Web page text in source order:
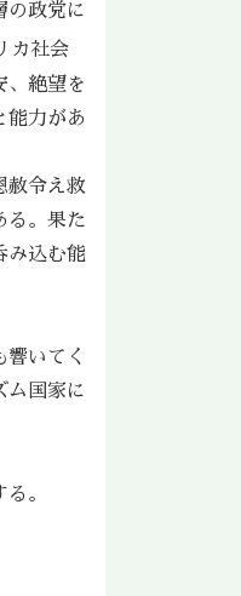
の政党に
カ社会
、絶望を
能力があ
赦令え救
る。果た
み込む能
いてく
ム国家に
。